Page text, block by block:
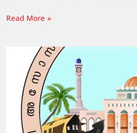
Read More »